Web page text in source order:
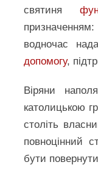
святиня
водночас
допомогу,
Віряни
католицькою
століть
повноцінний
бути